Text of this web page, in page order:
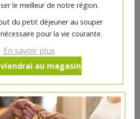
le meilleur de notre région.
du petit déjeuner au souper
pour la vie courante.
En savoir plus
viendrai au magasin
bio 1 litre
pour le moment.